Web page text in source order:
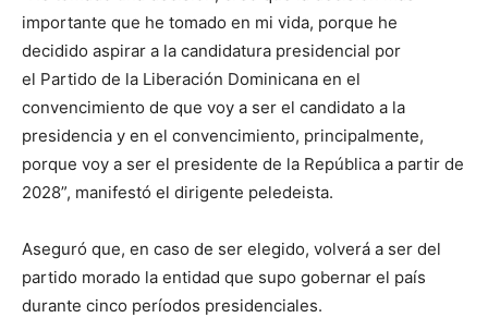
importante que he tomado en mi vida, porque he
decidido aspirar a la candidatura presidencial por
el Partido de la Liberación Dominicana en el
convencimiento de que voy a ser el candidato a la
presidencia y en el convencimiento, principalmente,
porque voy a ser el presidente de la República a partir de
2028”, manifestó el dirigente peledeista.
Aseguró que, en caso de ser elegido, volverá a ser del
partido morado la entidad que supo gobernar el país
durante cinco períodos presidenciales.